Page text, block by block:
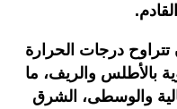
درجات الحرارة
و23 درجة مئوية بالأطلس والريف، ما
والوسطى، الشرق